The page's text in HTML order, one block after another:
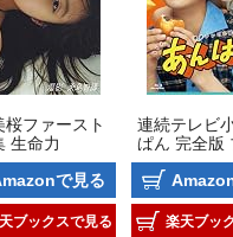
桜ファースト
生命力
で見る
ブックスで見る
連続テレビ
ぱん 完全版
レイ BOX3
楽天ブッ